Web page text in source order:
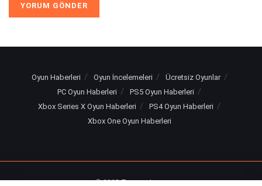
Oyun Haberleri Oyun İncelemeleri
Ücretsiz Oyunlar
PC Oyun Haberleri
PS5 Oyun Haberleri
Xbox Series X Oyun Haberleri
PS4 Oyun Haberleri
Xbox One Oyun Haberleri
© 2025Turuncu Levye